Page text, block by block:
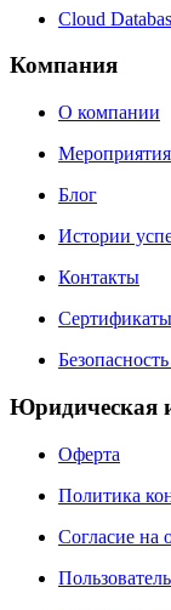
Cloud
Компания
О компании
Мероприятия
Блог
Истории
Контакты
Сертификаты
Юридическая
Оферта
Политика
Согласие на